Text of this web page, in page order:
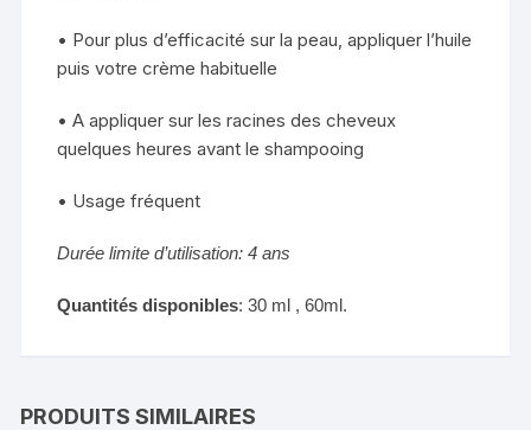
• Pour plus d’efficacité sur la peau, appliquer l’huile
puis votre crème habituelle
• A appliquer sur les racines des cheveux
quelques heures avant le shampooing
• Usage fréquent
Durée limite d’utilisation: 4 ans
Quantités disponibles: 30 ml , 60ml.
PRODUITS SIMILAIRES